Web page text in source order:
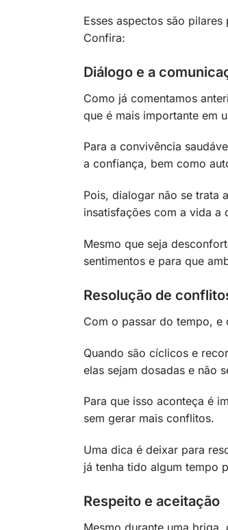
Esses aspectos são
Confira:
Diálogo e a
Como já comentamos
que é mais importante em
Para a convivência
a confiança, bem como
Pois, dialogar não se trata
insatisfações com a vida a
Mesmo que seja
sentimentos e para que
Resolução de
Com o passar do tempo,
Quando são cíclicos e
elas sejam dosadas e não
Para que isso aconteça é
sem gerar mais conflitos.
Uma dica é deixar para
já tenha tido algum tempo
Respeito e aceitação